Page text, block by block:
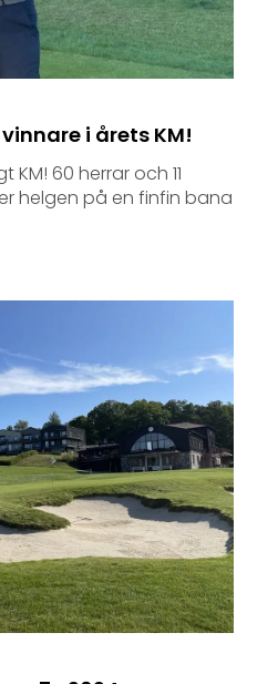
i årets KM!
60 herrar och 11
helgen på en finfin bana